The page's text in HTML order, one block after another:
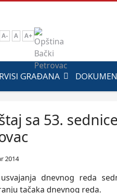
A- A A+
GRAĐANA
sa 53.
2014
dnevnog reda
tačaka dnevnog reda.